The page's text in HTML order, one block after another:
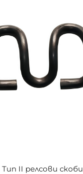
Тип II релсови скоби